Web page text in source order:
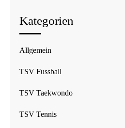
Kategorien
Allgemein
TSV Fussball
TSV Taekwondo
TSV Tennis